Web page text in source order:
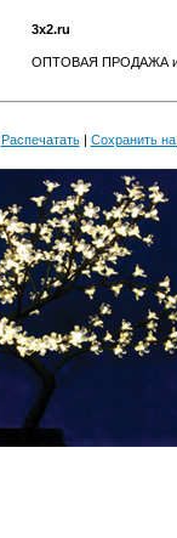
3x2.ru
ОПТОВАЯ ПРОДАЖА
Распечатать| Сохранить на